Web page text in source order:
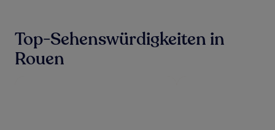
24 Stunden
einen
Aufenthalt
Top-Sehenswürdigkeiten in
Rouen